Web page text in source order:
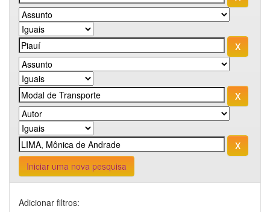
Iniciar uma nova pesquisa
Adicionar filtros: